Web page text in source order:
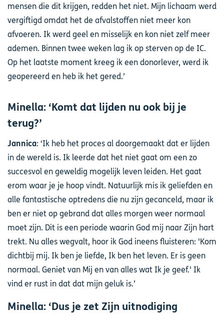
mensen die dit krijgen, redden het niet. Mijn lichaam werd
vergiftigd omdat het de afvalstoffen niet meer kon
afvoeren. Ik werd geel en misselijk en kon niet zelf meer
ademen. Binnen twee weken lag ik op sterven op de IC.
Op het laatste moment kreeg ik een donorlever, werd ik
geopereerd en heb ik het gered.’
Minella: ‘Komt dat lijden nu ook bij je
terug?’
Jannica: ‘Ik heb het proces al doorgemaakt dat er lijden
in de wereld is. Ik leerde dat het niet gaat om een zo
succesvol en geweldig mogelijk leven leiden. Het gaat
erom waar je je hoop vindt. Natuurlijk mis ik geliefden en
alle fantastische optredens die nu zijn gecanceld, maar ik
ben er niet op gebrand dat alles morgen weer normaal
moet zijn. Dit is een periode waarin God mij naar Zijn hart
trekt. Nu alles wegvalt, hoor ik God ineens fluisteren: 'Kom
dichtbij mij. Ik ben je liefde, Ik ben het leven. Er is geen
normaal. Geniet van Mij en van alles wat Ik je geef.' Ik
vind er rust in dat dat mijn geluk is.’
Minella: ‘Dus je zet Zijn uitnodiging